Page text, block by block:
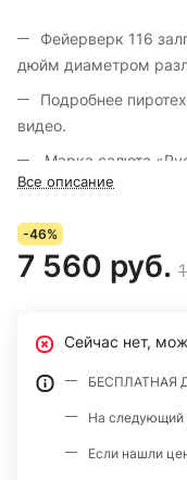
Фейерверк 116
дюйм диаметром
Подробнее
видео.
Марка салюта
Все описание
-46%
7 560 руб.
Сейчас нет,
БЕСПЛАТНАЯ
На следующий
Если нашли